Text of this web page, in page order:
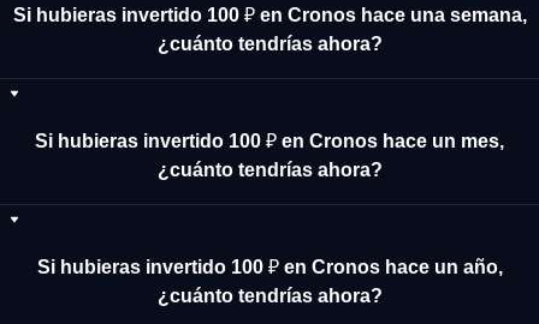
Si hubieras invertido 100 ₽ en Cronos hace una semana,
¿cuánto tendrías ahora?
Si hubieras invertido 100 ₽ en Cronos hace un mes,
¿cuánto tendrías ahora?
Si hubieras invertido 100 ₽ en Cronos hace un año,
¿cuánto tendrías ahora?